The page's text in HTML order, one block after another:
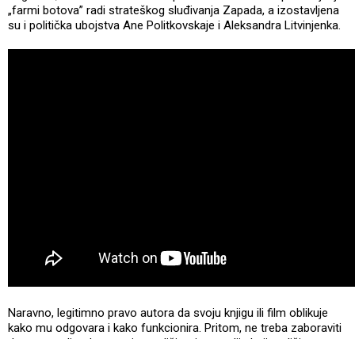
„farmi botova” radi strateškog sluđivanja Zapada, a izostavljena
su i politička ubojstva Ane Politkovskaje i Aleksandra Litvinjenka.
Naravno, legitimno pravo autora da svoju knjigu ili film oblikuje
kako mu odgovara i kako funkcionira. Pritom, ne treba zaboraviti